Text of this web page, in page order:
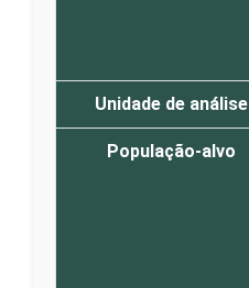
Unidade de análise
População-alvo